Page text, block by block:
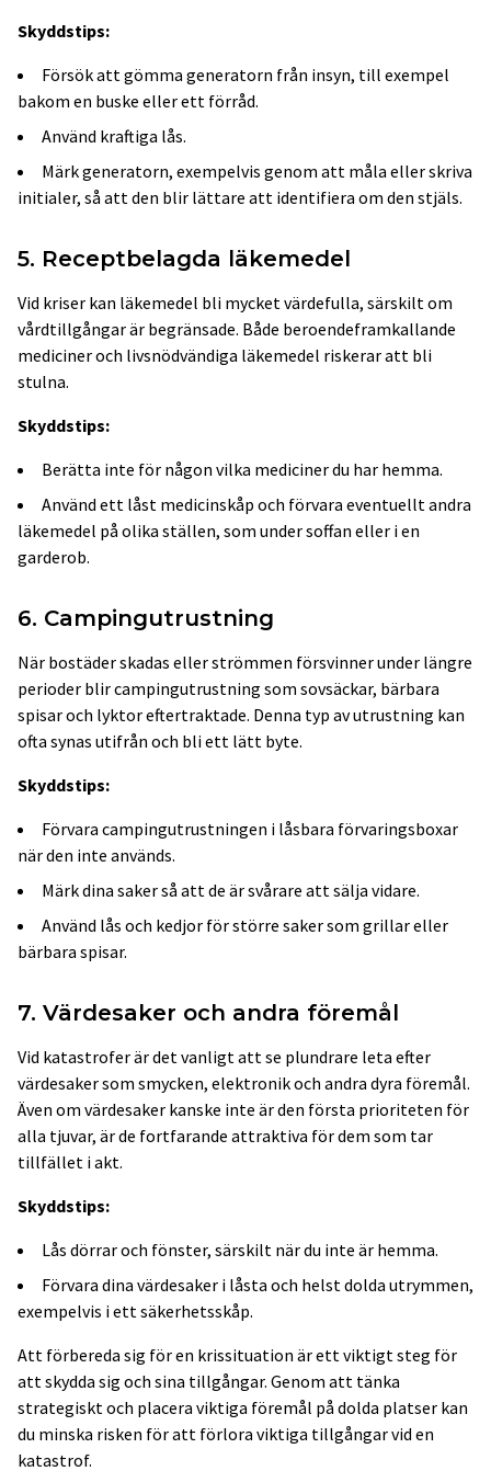
Skyddstips:
Försök att gömma generatorn från insyn, till exempel
bakom en buske eller ett förråd.
Använd kraftiga lås.
Märk generatorn, exempelvis genom att måla eller skriva
initialer, så att den blir lättare att identifiera om den stjäls.
5. Receptbelagda läkemedel
Vid kriser kan läkemedel bli mycket värdefulla, särskilt om
vårdtillgångar är begränsade. Både beroendeframkallande
mediciner och livsnödvändiga läkemedel riskerar att bli
stulna.
Skyddstips:
Berätta inte för någon vilka mediciner du har hemma.
Använd ett låst medicinskåp och förvara eventuellt andra
läkemedel på olika ställen, som under soffan eller i en
garderob.
6. Campingutrustning
När bostäder skadas eller strömmen försvinner under längre
perioder blir campingutrustning som sovsäckar, bärbara
spisar och lyktor eftertraktade. Denna typ av utrustning kan
ofta synas utifrån och bli ett lätt byte.
Skyddstips:
Förvara campingutrustningen i låsbara förvaringsboxar
när den inte används.
Märk dina saker så att de är svårare att sälja vidare.
Använd lås och kedjor för större saker som grillar eller
bärbara spisar.
7. Värdesaker och andra föremål
Vid katastrofer är det vanligt att se plundrare leta efter
värdesaker som smycken, elektronik och andra dyra föremål.
Även om värdesaker kanske inte är den första prioriteten för
alla tjuvar, är de fortfarande attraktiva för dem som tar
tillfället i akt.
Skyddstips:
Lås dörrar och fönster, särskilt när du inte är hemma.
Förvara dina värdesaker i låsta och helst dolda utrymmen,
exempelvis i ett säkerhetsskåp.
Att förbereda sig för en krissituation är ett viktigt steg för
att skydda sig och sina tillgångar. Genom att tänka
strategiskt och placera viktiga föremål på dolda platser kan
du minska risken för att förlora viktiga tillgångar vid en
katastrof.